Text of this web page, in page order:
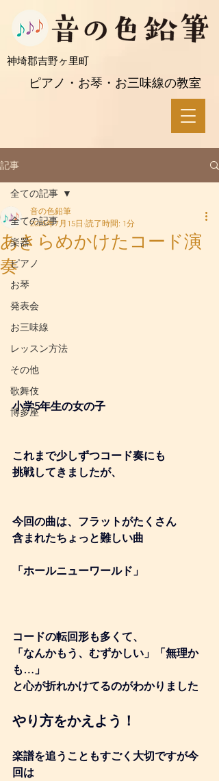
ピアノ・お琴・お三味線の教室
​神埼郡吉野ヶ里町
記事
全ての記事
楽器
ピアノ
お琴
発表会
お三味線
レッスン方法
その他
歌舞伎
博多座
全ての記事
あきらめかけたコード演
奏
音の色鉛筆
2025年7月15日 読了時間: 1分
小学5年生の女の子
これまで少しずつコード奏にも
挑戦してきましたが、
今回の曲は、フラットがたくさん
含まれたちょっと難しい曲
「ホールニューワールド」
コードの転回形も多くて、
「なんかもう、むずかしい」「無理か
も…」
と心が折れかけてるのがわかりました
やり方をかえよう！
楽譜を追うこともすごく大切ですが今
回は